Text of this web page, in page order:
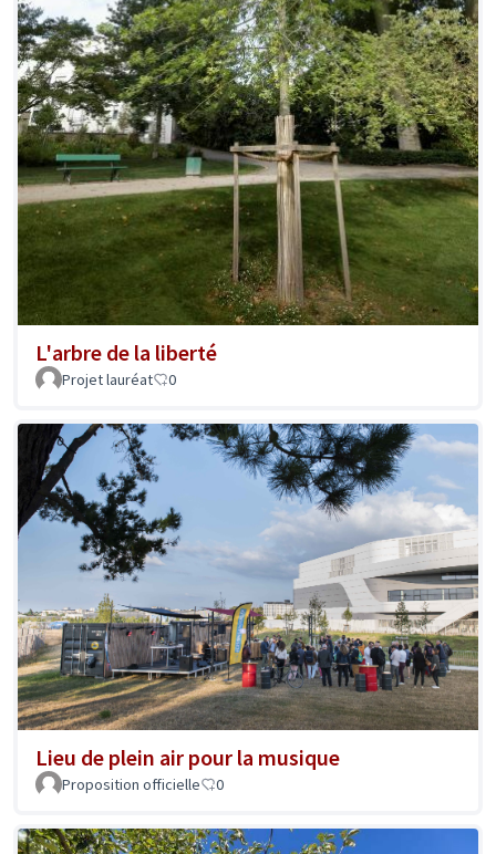
L'arbre de la liberté
Projet lauréat 0
Lieu de plein air pour la musique
Proposition officielle 0